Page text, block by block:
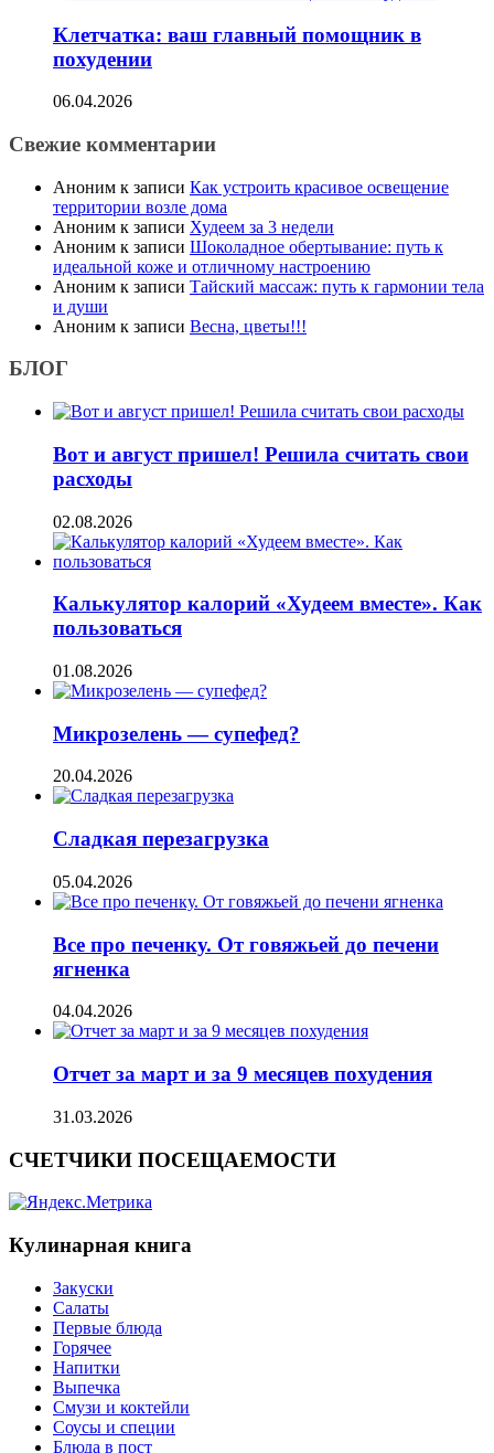
Клетчатка: ваш главный помощник в
похудении
06.04.2026
Свежие комментарии
Аноним к записи Как устроить красивое освещение
территории возле дома
Аноним к записи Худеем за 3 недели
Аноним к записи Шоколадное обертывание: путь к
идеальной коже и отличному настроению
Аноним к записи Тайский массаж: путь к гармонии тела
и души
Аноним к записи Весна, цветы!!!
БЛОГ
Вот и август пришел! Решила считать свои
расходы
02.08.2026
Калькулятор калорий «Худеем вместе». Как
пользоваться
01.08.2026
Микрозелень — супефед?
20.04.2026
Сладкая перезагрузка
05.04.2026
Все про печенку. От говяжьей до печени
ягненка
04.04.2026
Отчет за март и за 9 месяцев похудения
31.03.2026
СЧЕТЧИКИ ПОСЕЩАЕМОСТИ
Кулинарная книга
Закуски
Салаты
Первые блюда
Горячее
Напитки
Выпечка
Смузи и коктейли
Соусы и специи
Блюда в пост